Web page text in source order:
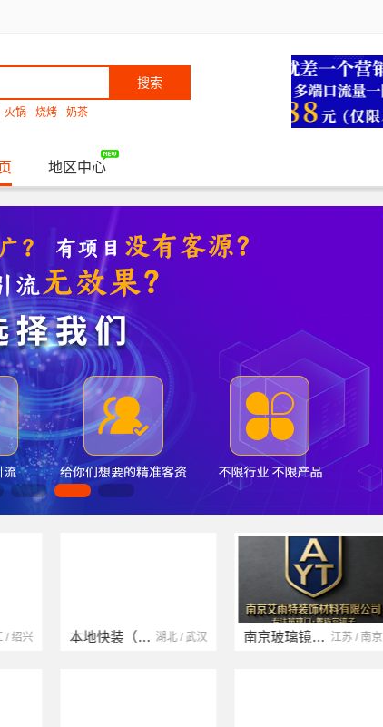
搜索
火锅 烧烤 奶茶
地区中心
/ 绍兴 本地快装（湖北）科技有限公司 湖北 / 武汉 南京玻璃镜子加工厂 江苏 / 南京